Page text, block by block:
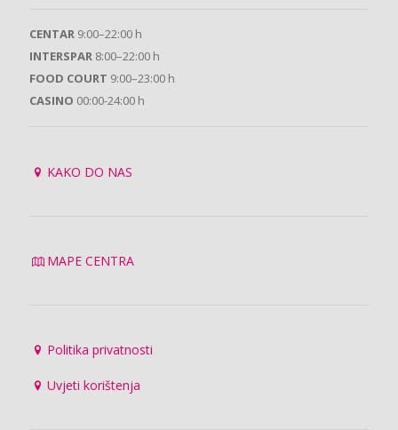
CENTAR 9:00–22:00 h
INTERSPAR 8:00–22:00 h
FOOD COURT 9:00–23:00 h
CASINO 00:00-24:00 h
KAKO DO NAS
MAPE CENTRA
Politika privatnosti
Uvjeti korištenja